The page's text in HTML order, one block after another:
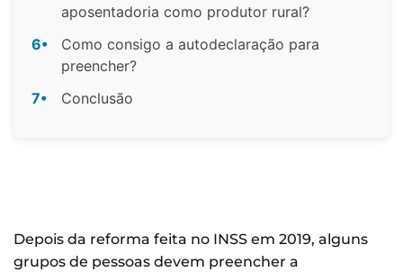
aposentadoria como produtor rural?
6•
Como consigo a autodeclaração para
preencher?
7•
Conclusão
Depois da reforma feita no INSS em 2019, alguns
grupos de pessoas devem preencher a